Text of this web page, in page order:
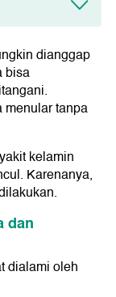
dan
dianggap
bisa
menular tanpa
kelamin
Karenanya,
dan
dialami oleh